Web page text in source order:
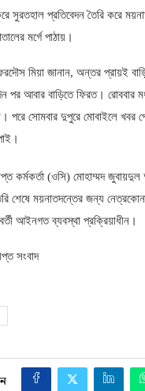
সুরতহাল প্রতিবেদন তৈরি করে
মর্গে পাঠায়।
মিয়া জানান, অন্তর প্রায়ই
পর আবার বাড়িতে ফিরত। রোববার
পরে সোমবার দুপুরে মোবাইলে খবর
কর্মকর্তা (ওসি) মোহাম্মদ
শেষে ময়নাতদন্তের জন্য
আইনগত ব্যবস্থা প্রক্রিয়াধীন।
সংবাদ